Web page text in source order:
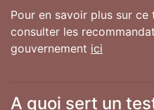
Pour en savoir plus sur
consulter les
gouvernement ici
A quoi sert un